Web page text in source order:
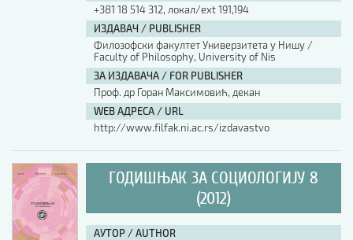
+381 18 514 312, локал/ext 191,194
ИЗДАВАЧ / PUBLISHER
Филозофски факултет Универзитета у Нишу /
Faculty of Philosophy, University of Nis
ЗА ИЗДАВАЧА / FOR PUBLISHER
Проф. др Горан Максимовић, декан
WEB АДРЕСА / URL
http://www.filfak.ni.ac.rs/izdavastvo
ГОДИШЊАК ЗА СОЦИОЛОГИЈУ 8
(2012)
АУТОР / AUTHOR